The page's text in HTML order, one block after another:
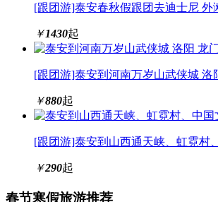
[跟团游]泰安春秋假跟团去迪士尼
￥1430起
[跟团游]泰安到河南万岁山武侠城 洛
￥880起
[跟团游]泰安到山西通天峡、虹霓村
￥290起
春节寒假旅游推荐